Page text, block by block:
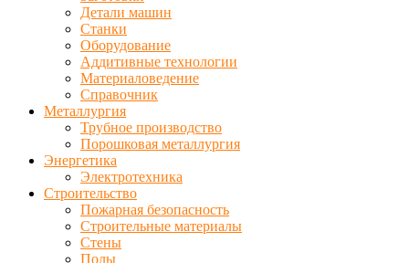
Детали машин
Станки
Оборудование
Аддитивные технологии
Материаловедение
Справочник
Металлургия
Трубное производство
Порошковая металлургия
Энергетика
Электротехника
Строительство
Пожарная безопасность
Строительные материалы
Стены
Полы